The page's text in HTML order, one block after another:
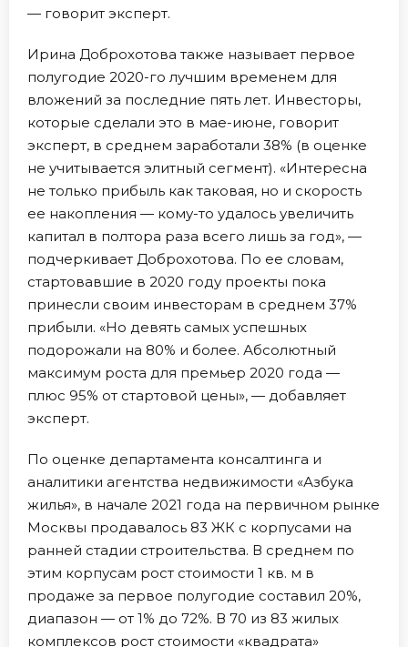
— говорит эксперт.
Ирина Доброхотова также называет первое
полугодие 2020-го лучшим временем для
вложений за последние пять лет. Инвесторы,
которые сделали это в мае-июне, говорит
эксперт, в среднем заработали 38% (в оценке
не учитывается элитный сегмент). «Интересна
не только прибыль как таковая, но и скорость
ее накопления — кому-то удалось увеличить
капитал в полтора раза всего лишь за год», —
подчеркивает Доброхотова. По ее словам,
стартовавшие в 2020 году проекты пока
принесли своим инвесторам в среднем 37%
прибыли. «Но девять самых успешных
подорожали на 80% и более. Абсолютный
максимум роста для премьер 2020 года —
плюс 95% от стартовой цены», — добавляет
эксперт.
По оценке департамента консалтинга и
аналитики агентства недвижимости «Азбука
жилья», в начале 2021 года на первичном рынке
Москвы продавалось 83 ЖК с корпусами на
ранней стадии строительства. В среднем по
этим корпусам рост стоимости 1 кв. м в
продаже за первое полугодие составил 20%,
диапазон — от 1% до 72%. В 70 из 83 жилых
комплексов рост стоимости «квадрата»